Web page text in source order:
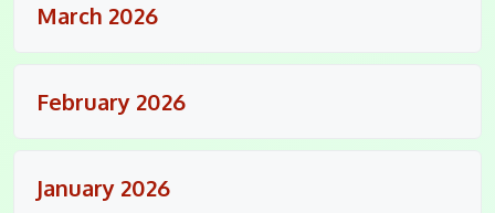
March 2026
February 2026
January 2026